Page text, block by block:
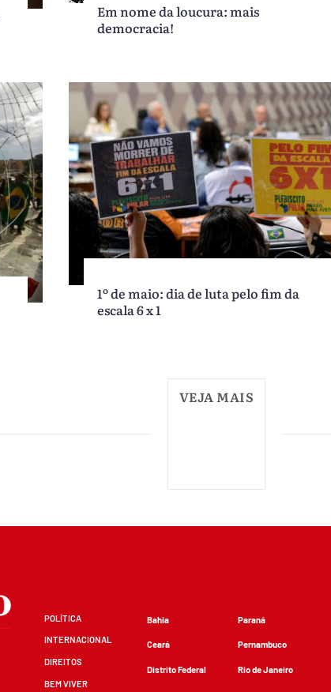
Em nome da loucura: mais
democracia!
1º de maio: dia de luta pelo fim da
escala 6 x 1
VEJA MAIS
POLÍTICA
INTERNACIONAL
DIREITOS
BEM VIVER
Bahia
Ceará
Distrito Federal
Paraná
Pernambuco
Rio de Janeiro